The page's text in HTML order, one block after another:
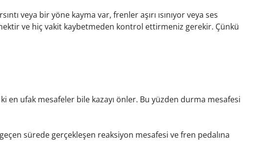
veya bir yöne kayma var, frenler aşırı ısınıyor veya ses
ve hiç vakit kaybetmeden kontrol ettirmeniz gerekir. Çünkü
ufak mesafeler bile kazayı önler. Bu yüzden durma mesafesi
sürede gerçekleşen reaksiyon mesafesi ve fren pedalına